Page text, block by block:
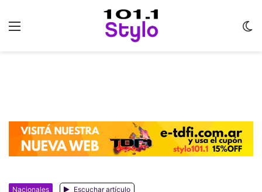
Nacionales Escuchar artículo